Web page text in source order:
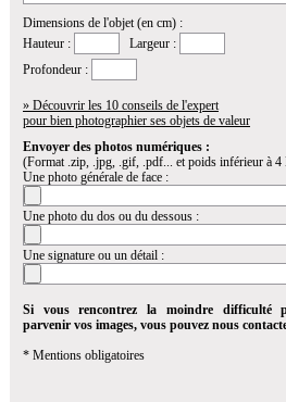
Dimensions de l'objet (en cm) :
Hauteur :
Largeur :
Profondeur :
» Découvrir les 10 conseils de l'expert
pour bien photographier ses objets de valeur
Envoyer des photos numériques :
(Format .zip, .jpg, .gif, .pdf... et poids inférieur à
Une photo générale de face :
Une photo du dos ou du dessous :
Une signature ou un détail :
Si vous rencontrez la moindre difficulté
parvenir vos images, vous pouvez nous
* Mentions obligatoires